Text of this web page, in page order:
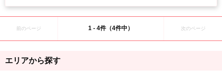
前のページ 1 - 4件（4件中） 次のページ
エリアから探す